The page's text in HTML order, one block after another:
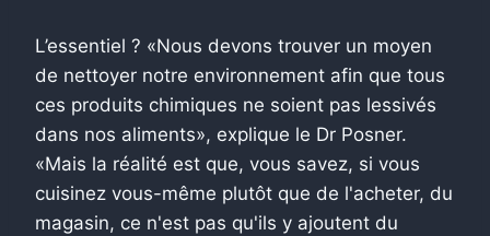
L’essentiel ? «Nous devons trouver un moyen
de nettoyer notre environnement afin que tous
ces produits chimiques ne soient pas lessivés
dans nos aliments», explique le Dr Posner.
«Mais la réalité est que, vous savez, si vous
cuisinez vous-même plutôt que de l'acheter, du
magasin, ce n'est pas qu'ils y ajoutent du